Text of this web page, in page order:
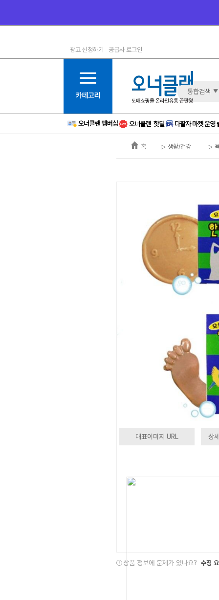
1등급
6등급
11등급
12등급
15등급
16등급
광고 신청하기 공급사 로그인
통합검색
홈 ▷ 생활/건강 ▷
대표이미지 URL 상
상품 정보에 문제가 있나요? 수정